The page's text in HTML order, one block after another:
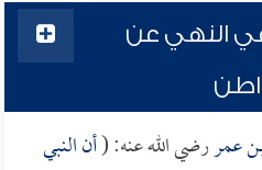
النهي عن
عمررضي الله عنه: (أن النبي